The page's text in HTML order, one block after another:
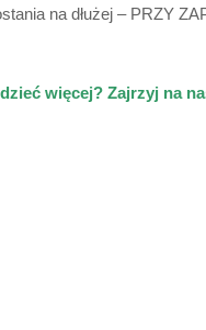
na dłużej – PRZY
więcej? Zajrzyj na